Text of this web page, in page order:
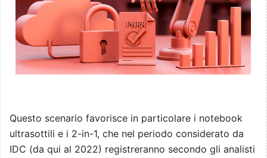
Questo scenario favorisce in particolare i notebook
ultrasottili e i 2-in-1, che nel periodo considerato da
IDC (da qui al 2022) registreranno secondo gli analisti